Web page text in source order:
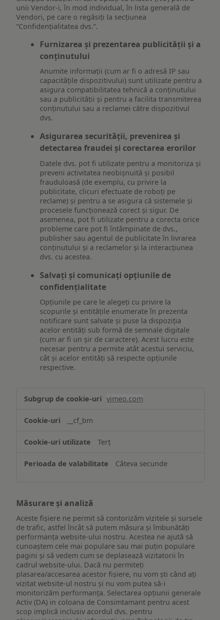
unii Vendor-i, în mod individual, în lista generală de
Vendori, pe care o regăsiți la secțiunea
“Confidențialitatea dvs.”.
Furnizarea și prezentarea publicității și a
conținutului
Anumite informații (cum ar fi o adresă IP sau
capacitățile dispozitivului) sunt utilizate pentru a
asigura compatibilitatea tehnică a conținutului
sau a publicității și pentru a facilita transmiterea
conținutului sau a reclamei către dispozitivul
dvs.
Asigurarea securității, prevenirea și
detectarea fraudei și corectarea erorilor
Datele dvs. pot fi utilizate pentru a monitoriza și
preveni activitatea neobișnuită și posibil
frauduloasă (de exemplu, cu privire la
publicitate, clicuri efectuate de roboți pe
reclame) și pentru a se asigura că sistemele și
procesele funcționează corect și sigur. De
asemenea, pot fi utilizate pentru a corecta orice
probleme care pot fi întâmpinate de dvs.,
publisher sau agentul de publicitate în livrarea
conținutului și a reclamelor și la interacțiunea
dvs. cu acestea.
Salvați și comunicați opțiunile de
confidențialitate
Opțiunile pe care le alegeți cu privire la
scopurile și entitățile enumerate în prezenta
notificare sunt salvate și puse la dispoziția
acelor entități sub formă de semnale digitale
(cum ar fi un șir de caractere). Acest lucru este
necesar pentru a permite atât acestui serviciu,
cât și acelor entități să respecte opțiunile
respective.
Asigurarea
funcționalităților
website-
ului
vimeo.com
__cf_bm
Terț
Câteva secunde
Măsurare și analiză
Aceste fișiere ne permit să contorizăm vizitele și sursele
de trafic, astfel încât să putem măsura și îmbunătăți
performanța website-ului nostru. Acestea ne ajută să
cunoaștem cele mai populare sau mai puțin populare
pagini și să vedem cum se deplasează vizitatorii în
cadrul website-ului. Dacă nu permiteți
plasarea/accesarea acestor fișiere, nu vom ști când ați
vizitat website-ul nostru și nu vom putea să-i
monitorizăm performanța. Selectarea opțiunii generale
Activ (DA) in coloana de Consimtamant pentru acest
scop implică inclusiv acordul dvs. pentru